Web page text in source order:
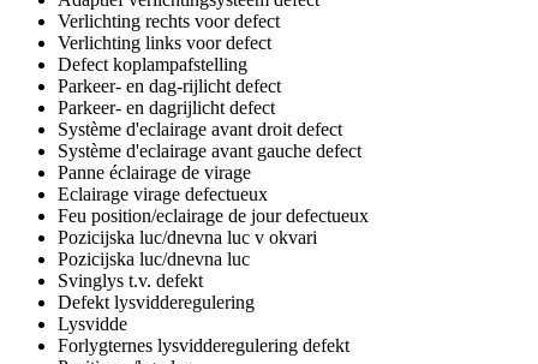
Verlichting rechts voor defect
Verlichting links voor defect
Defect koplampafstelling
Parkeer- en dag-rijlicht defect
Parkeer- en dagrijlicht defect
Système d'eclairage avant droit defect
Système d'eclairage avant gauche defect
Panne éclairage de virage
Eclairage virage defectueux
Feu position/eclairage de jour defectueux
Pozicijska luc/dnevna luc v okvari
Pozicijska luc/dnevna luc
Svinglys t.v. defekt
Defekt lysvidderegulering
Lysvidde
Forlygternes lysvidderegulering defekt